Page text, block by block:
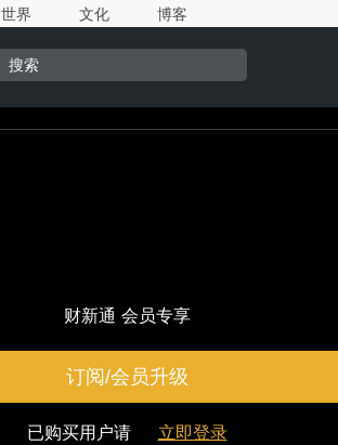
世界 文化 博客
财新通 会员专享
订阅/会员升级
已购买用户请 立即登录